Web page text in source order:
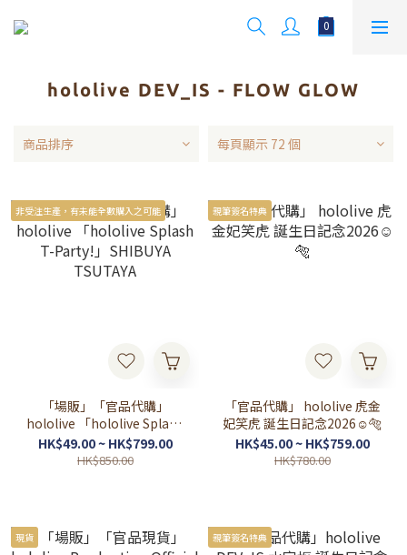
hololive DEV_IS - FLOW GLOW
商品排序 每頁顯示 72 個
非受注生產，有未能全數購入之可能
「場販」「官品代購」
hololive 「hololive Splash
T-Party!」SHIBUYA
TSUTAYA
HK$49.00 ~ HK$799.00
HK$850.00
親筆簽名特典
「官品代購」 hololive 虎金
妃笑虎 誕生日記念2026☺️🐅
HK$45.00 ~ HK$759.00
HK$780.00
現貨 親筆簽名特典